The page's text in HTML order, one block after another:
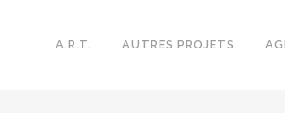
A.R.T. AUTRES PROJETS